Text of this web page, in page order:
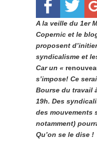
A la veille du 1er
Copernic et le
proposent
syndicalisme et
Car un «
s’impose! Ce
Bourse du travail
19h. Des
des mouvements
notamment)
Qu’on se le dise !